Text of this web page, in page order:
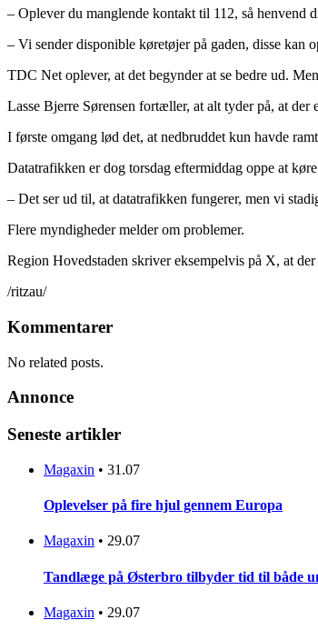
– Oplever du manglende kontakt til 112, så henvend
– Vi sender disponible køretøjer på gaden, disse
TDC Net oplever, at det begynder at se bedre ud.
Lasse Bjerre Sørensen fortæller, at alt tyder på, at
I første omgang lød det, at nedbruddet kun havde
Datatrafikken er dog torsdag eftermiddag oppe at
– Det ser ud til, at datatrafikken fungerer, men vi
Flere myndigheder melder om problemer.
Region Hovedstaden skriver eksempelvis på X, at
/ritzau/
Kommentarer
No related posts.
Annonce
Seneste artikler
Magaxin • 31.07
Oplevelser på fire hjul gennem Europa
Magaxin • 29.07
Tandlæge på Østerbro tilbyder tid til både
Magaxin • 29.07